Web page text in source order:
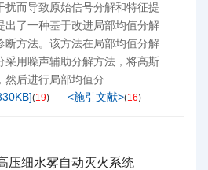
扰而导致原始信号分解和特征提
出了一种基于改进局部均值分解
断方法。该方法在局部均值分解
采用噪声辅助分解方法，将高斯
后进行局部均值分...
](19) <施引文献>(16)
压细水雾自动灭火系统